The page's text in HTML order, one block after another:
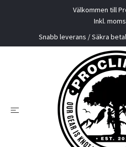
Välkommen till
Inkl. moms
Snabb leverans / Säkra